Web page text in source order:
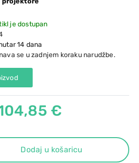
je dostupan
14 dana
se u zadnjem koraku narudžbe.
€
Dodaj u košaricu